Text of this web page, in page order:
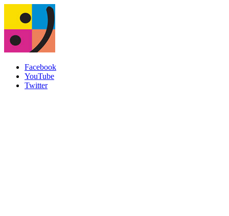
Facebook
YouTube
Twitter